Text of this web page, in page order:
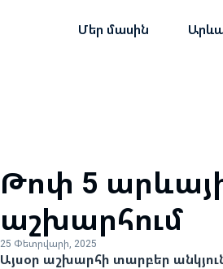
Մեր մասին
Թոփ 5
աշխարհում
25 Փետրվարի, 2025
Այսօր աշխարհի տարբեր